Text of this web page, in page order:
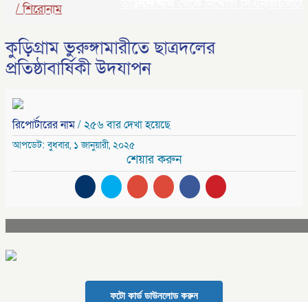
/শিরোনাম
কুড়িগ্রাম ভুরুঙ্গামারীতে ছাত্রদলের
প্রতিষ্ঠাবার্ষিকী উদযাপন
রিপোর্টারের নাম/ ২৫৬ বার দেখা হয়েছে
আপডেট: বুধবার, ১ জানুয়ারী, ২০২৫
শেয়ার করুন
ফটো কার্ড ডাউনলোড করুন